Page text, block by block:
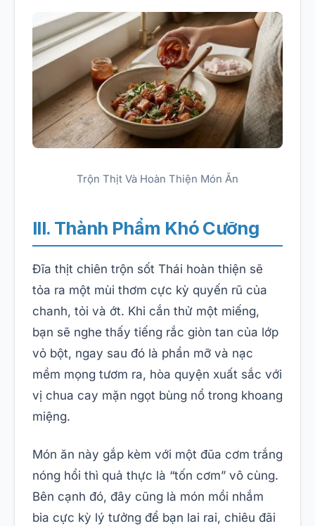
Trộn Thịt Và Hoàn Thiện Món Ăn
III. Thành Phẩm Khó Cưỡng
Đĩa thịt chiên trộn sốt Thái hoàn thiện sẽ
tỏa ra một mùi thơm cực kỳ quyến rũ của
chanh, tỏi và ớt. Khi cắn thử một miếng,
bạn sẽ nghe thấy tiếng rắc giòn tan của lớp
vỏ bột, ngay sau đó là phần mỡ và nạc
mềm mọng tươm ra, hòa quyện xuất sắc với
vị chua cay mặn ngọt bùng nổ trong khoang
miệng.
Món ăn này gắp kèm với một đũa cơm trắng
nóng hổi thì quả thực là “tốn cơm” vô cùng.
Bên cạnh đó, đây cũng là món mồi nhắm
bia cực kỳ lý tưởng để bạn lai rai, chiêu đãi